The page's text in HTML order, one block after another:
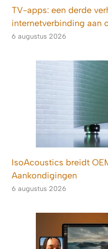
TV-apps: een derde
internetverbinding aan
6 augustus 2026
IsoAcoustics breidt
Aankondigingen
6 augustus 2026